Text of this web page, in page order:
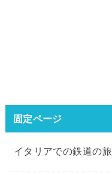
固定ページ
イタリアでの鉄道の旅